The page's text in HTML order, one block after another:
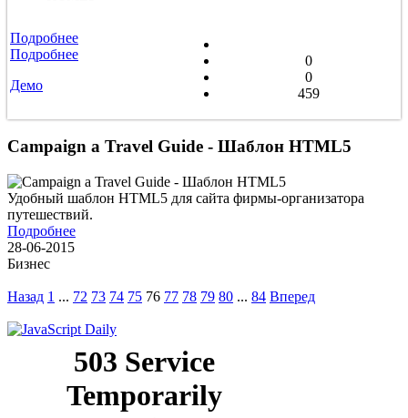
Подробнее
Подробнее
Демо
0
0
459
Campaign a Travel Guide - Шаблон HTML5
Удобный шаблон HTML5 для сайта фирмы-организатора
путешествий.
Подробнее
28-06-2015
Бизнес
Назад 1 ... 72 73 74 75 76 77 78 79 80 ... 84 Вперед